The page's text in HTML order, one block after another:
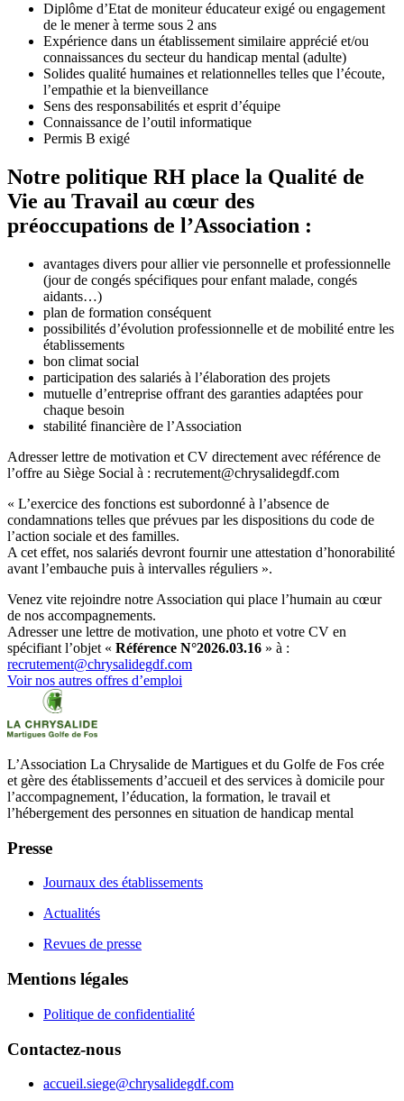
Diplôme d’Etat de moniteur éducateur exigé ou engagement
de le mener à terme sous 2 ans
Expérience dans un établissement similaire apprécié et/ou
connaissances du secteur du handicap mental (adulte)
Solides qualité humaines et relationnelles telles que l’écoute,
l’empathie et la bienveillance
Sens des responsabilités et esprit d’équipe
Connaissance de l’outil informatique
Permis B exigé
Notre politique RH place la Qualité de
Vie au Travail au cœur des
préoccupations de l’Association :
avantages divers pour allier vie personnelle et professionnelle
(jour de congés spécifiques pour enfant malade, congés
aidants…)
plan de formation conséquent
possibilités d’évolution professionnelle et de mobilité entre les
établissements
bon climat social
participation des salariés à l’élaboration des projets
mutuelle d’entreprise offrant des garanties adaptées pour
chaque besoin
stabilité financière de l’Association
Adresser lettre de motivation et CV directement avec référence de
l’offre au Siège Social à : recrutement@chrysalidegdf.com
« L’exercice des fonctions est subordonné à l’absence de
condamnations telles que prévues par les dispositions du code de
l’action sociale et des familles.
A cet effet, nos salariés devront fournir une attestation d’honorabilité
avant l’embauche puis à intervalles réguliers ».
Venez vite rejoindre notre Association qui place l’humain au cœur
de nos accompagnements.
Adresser une lettre de motivation, une photo et votre CV en
spécifiant l’objet « Référence N°2026.03.16 » à :
recrutement@chrysalidegdf.com
Voir nos autres offres d’emploi
L’Association La Chrysalide de Martigues et du Golfe de Fos crée
et gère des établissements d’accueil et des services à domicile pour
l’accompagnement, l’éducation, la formation, le travail et
l’hébergement des personnes en situation de handicap mental
Presse
Journaux des établissements
Actualités
Revues de presse
Mentions légales
Politique de confidentialité
Contactez-nous
accueil.siege@chrysalidegdf.com